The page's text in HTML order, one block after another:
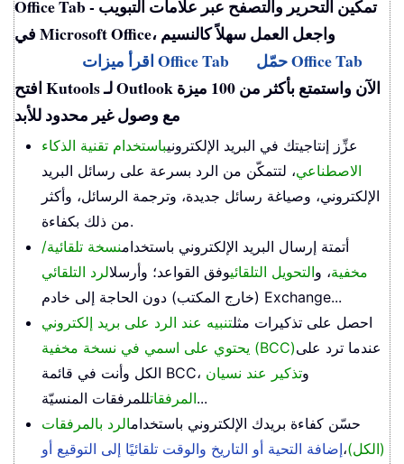
Office Tab - تمكين التحرير والتصفح عبر علامات التبويب
في Microsoft Office، واجعل العمل سهلاً كالنسيم
اقرأ ميزات Office Tab
حمّل Office Tab
افتح Kutools لـ Outlook الآن واستمتع بأكثر من 100 ميزة
مع وصول غير محدود للأبد
عزِّز إنتاجيتك في البريد الإلكترونيباستخدام تقنية الذكاء
الاصطناعي، لتتمكّن من الرد بسرعة على رسائل البريد
الإلكتروني، وصياغة رسائل جديدة، وترجمة الرسائل، وأكثر
من ذلك بكفاءة.
أتمتة إرسال البريد الإلكتروني باستخدامنسخة تلقائية/
مخفية، والتحويل التلقائيوفق القواعد؛ وأرسلالرد التلقائي
(خارج المكتب) دون الحاجة إلى خادم Exchange...
احصل على تذكيرات مثلتنبيه عند الرد على بريد إلكتروني
يحتوي على اسمي في نسخة مخفية (BCC)عندما ترد على
الكل وأنت في قائمة BCC، وتذكير عند نسيان
المرفقاتللمرفقات المنسيّة...
حسّن كفاءة بريدك الإلكتروني باستخدامالرد بالمرفقات
(الكل)،إضافة التحية أو التاريخ والوقت تلقائيًا إلى التوقيع أو